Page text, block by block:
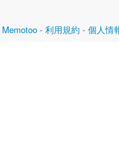
Memotoo - 利用規約 - 個人情